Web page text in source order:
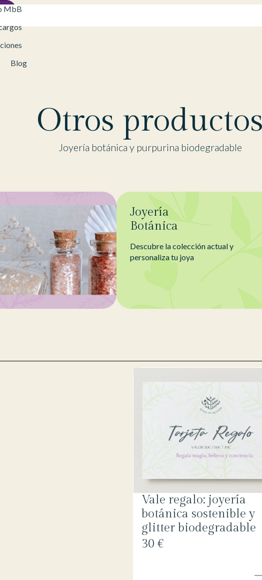
MbB
Blog
Otros
Joyería botánica y purpurina biodegradable
Joyería
Botánica
Descubre la colección actual y
personaliza tu joya
Vale regalo: joyería
botánica sostenible y
glitter biodegradable
30 €